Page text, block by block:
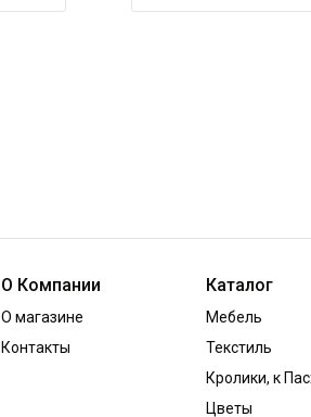
О Компании
О магазине
Контакты
Каталог
Мебель
Текстиль
Кролики, к
Цветы